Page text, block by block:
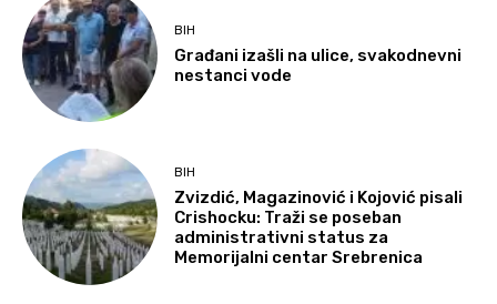
BIH
Građani izašli na ulice, svakodnevni
nestanci vode
BIH
Zvizdić, Magazinović i Kojović pisali
Crishocku: Traži se poseban
administrativni status za
Memorijalni centar Srebrenica